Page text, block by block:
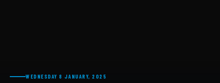
WEDNESDAY 8 JANUARY, 2025